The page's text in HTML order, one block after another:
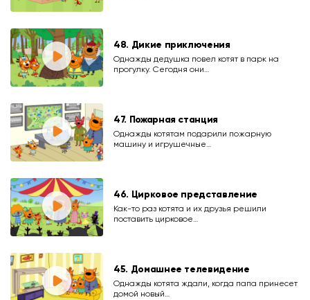
48. Дикие приключения
Однажды дедушка повел котят в парк на
прогулку. Сегодня они…
47. Пожарная станция
Однажды котятам подарили пожарную
машину и игрушечные…
46. Цирковое представление
Как-то раз котята и их друзья решили
поставить цирковое…
45. Домашнее телевидение
Однажды котята ждали, когда папа принесет
домой новый…